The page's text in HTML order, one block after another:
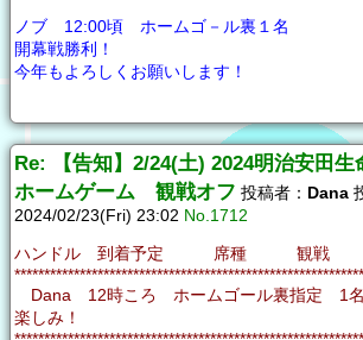
ノブ 12:00頃 ホームゴ－ル裏１名
開幕戦勝利！
今年もよろしくお願いします！
Re: 【告知】2/24(土) 2024明治安田
ホームゲーム 観戦オフ 投稿者： Dana
2024/02/23(Fri) 23:02 No.1712
ハンドル 到着予定 席種 観戦
Dana 12時ころ ホームゴール裏指定 1
楽しみ！